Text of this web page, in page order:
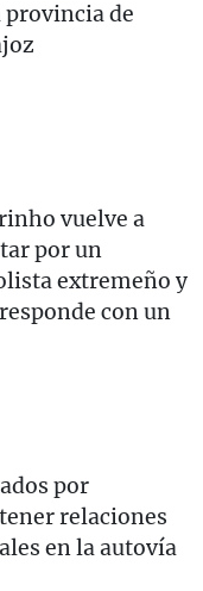
provincia de
vuelve a
por un
extremeño y
con un
por
relaciones
en la autovía